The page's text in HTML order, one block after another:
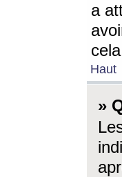
a
Haut
»